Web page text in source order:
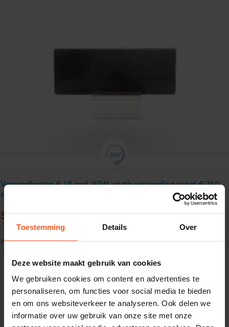
Toestemming Details Over
Deze website maakt gebruik van cookies
We gebruiken cookies om content en advertenties te
personaliseren, om functies voor social media te bieden
en om ons websiteverkeer te analyseren. Ook delen we
informatie over uw gebruik van onze site met onze
Verzendkosten € 18 excl. BTW, gratis verzending vanaf € 250
excl. BTW
Stripstaal 250 x 8 mm
Kwaliteit: S235JR volgens EN10025
Gewenste
lengtemaat in
(max. 2000 mm)